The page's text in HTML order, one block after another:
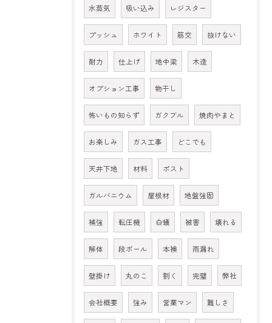
水蒸気 吸い込み レジスター
プッシュ ホワイト 筋交 抜けない
耐力 仕上げ 地中梁 木造
オプション工事 物干し
怖いもの知らず ガクブル 焼肉やまと
お楽しみ ガス工事 どこでも
天井下地 材料 ポスト
ガルバニウム 屋根材 地盤強固
補強 転圧機 白蟻 被害 壊れる
解体 段ボール 本襖 雨漏れ
壁掛け 丸のこ 割く 完璧 弊社
会社概要 強み 営業マン 難しさ